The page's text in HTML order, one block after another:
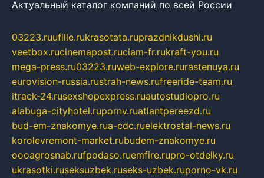
Актуальный каталог компаний по всей России
03223.ruufille.rukrasotata.ruprazdnikdushi.ru
veetbox.rucinemapost.ruciam-fr.rukraft-you.ru
mega-press.ru03223.ruweb-explore.rurastenuya.ru
eurovision-russia.rustrah-news.rufreeride-team.ru
itrack-24.rusexshopexpress.ruautostudiopro.ru
alabuga-cityhotel.rupornv.ruatlantpereezd.ru
bud-em-znakomye.rua-cdc.ruelektrostal-news.ru
korolevremont-market.rubudem-znakomye.ru
oooagrosnab.rufpodaso.ruemfire.rupro-otdelky.ru
ukrasotki.ruseksuzbek.ruseks-uzbek.ruporno-vk.ru